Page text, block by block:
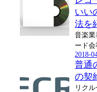
いい
法を
音楽
ード
2018-
普通
の契
リク